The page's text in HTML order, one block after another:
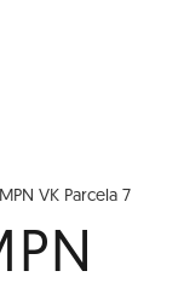
VK Parcela 7